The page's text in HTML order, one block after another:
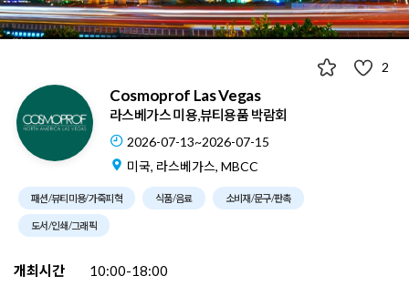
2
Cosmoprof Las Vegas
라스베가스 미용,뷰티용품 박람회
2026-07-13~2026-07-15
미국, 라스베가스, MBCC
패션/뷰티미용/가죽피혁 식품/음료 소비재/문구/판촉
도서/인쇄/그래픽
개최시간
10:00-18:00